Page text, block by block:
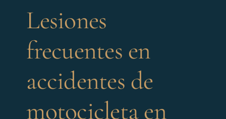
Lesiones
frecuentes en
accidentes de
motocicleta en